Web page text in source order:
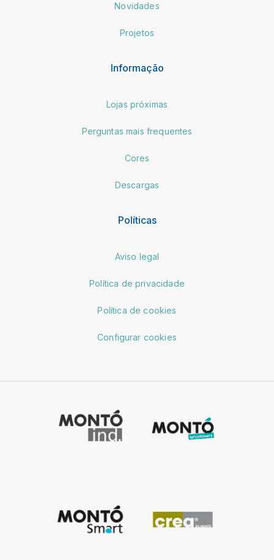
Novidades
Projetos
Informação
Lojas próximas
Perguntas mais frequentes
Cores
Descargas
Políticas
Aviso legal
Política de privacidade
Política de cookies
Configurar cookies